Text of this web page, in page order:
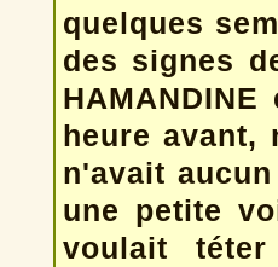
quelques
des signes
heure avant,
n'avait
une petite
voulait